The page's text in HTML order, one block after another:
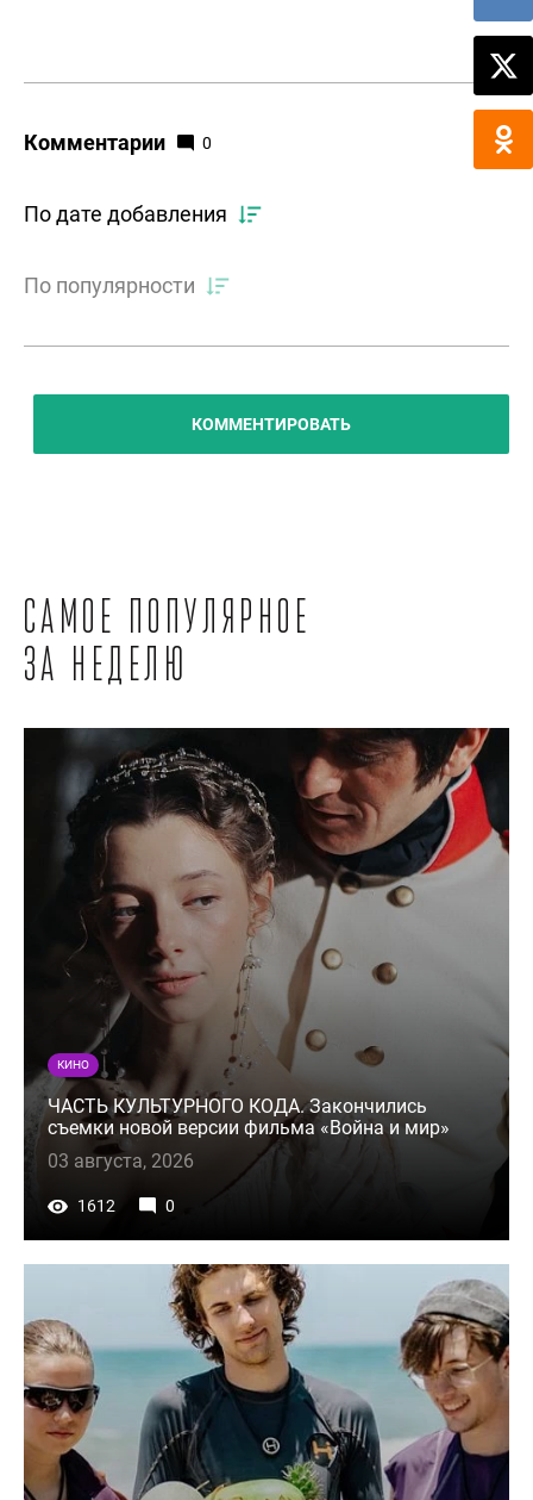
Комментарии 0
По дате добавления
По популярности
КОММЕНТИРОВАТЬ
Самое популярное
за неделю
КИНО
ЧАСТЬ КУЛЬТУРНОГО КОДА. Закончились
съемки новой версии фильма «Война и мир»
03 августа, 2026
1612 0